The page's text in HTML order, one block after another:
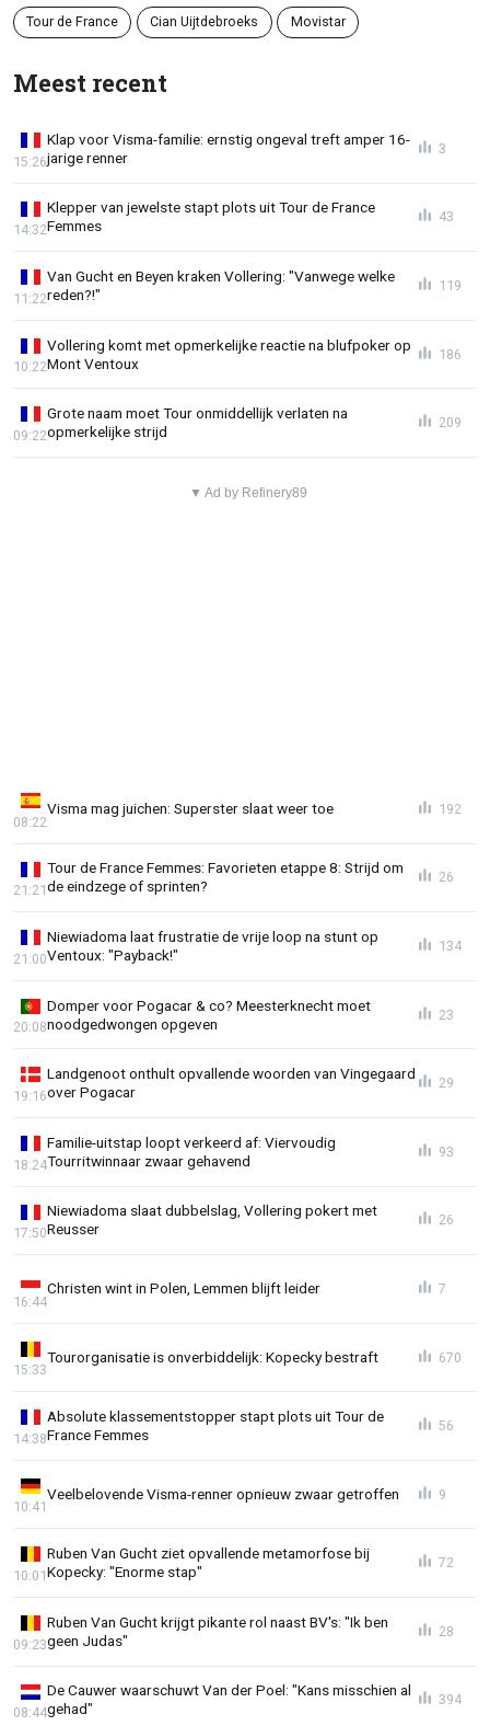
Tour de France Cian Uijtdebroeks Movistar
Meest recent
Klap voor Visma-familie: ernstig ongeval treft amper 16-
jarige renner
15:26
3
Klepper van jewelste stapt plots uit Tour de France
Femmes
14:32
43
Van Gucht en Beyen kraken Vollering: "Vanwege welke
reden?!"
11:22
119
Vollering komt met opmerkelijke reactie na blufpoker op
Mont Ventoux
10:22
186
Grote naam moet Tour onmiddellijk verlaten na
opmerkelijke strijd
09:22
209
▼ Ad by Refinery89
Visma mag juichen: Superster slaat weer toe
08:22
192
Tour de France Femmes: Favorieten etappe 8: Strijd om
de eindzege of sprinten?
21:21
26
Niewiadoma laat frustratie de vrije loop na stunt op
Ventoux: "Payback!"
21:00
134
Domper voor Pogacar & co? Meesterknecht moet
noodgedwongen opgeven
20:08
23
Landgenoot onthult opvallende woorden van Vingegaard
over Pogacar
19:16
29
Familie-uitstap loopt verkeerd af: Viervoudig
Tourritwinnaar zwaar gehavend
18:24
93
Niewiadoma slaat dubbelslag, Vollering pokert met
Reusser
17:50
26
Christen wint in Polen, Lemmen blijft leider
16:44
7
Tourorganisatie is onverbiddelijk: Kopecky bestraft
15:33
670
Absolute klassementstopper stapt plots uit Tour de
France Femmes
14:38
56
Veelbelovende Visma-renner opnieuw zwaar getroffen
10:41
9
Ruben Van Gucht ziet opvallende metamorfose bij
Kopecky: "Enorme stap"
10:01
72
Ruben Van Gucht krijgt pikante rol naast BV's: "Ik ben
geen Judas"
09:23
28
De Cauwer waarschuwt Van der Poel: "Kans misschien al
gehad"
08:44
394